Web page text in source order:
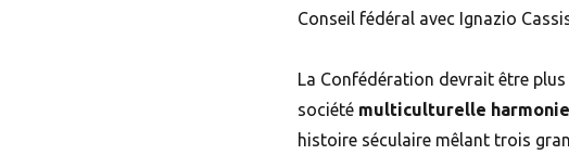
Conseil fédéral avec Ignazio
La Confédération devrait être
société multiculturelle
histoire séculaire mêlant trois